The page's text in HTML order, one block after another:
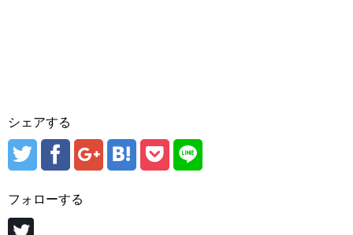
シェアする
フォローする